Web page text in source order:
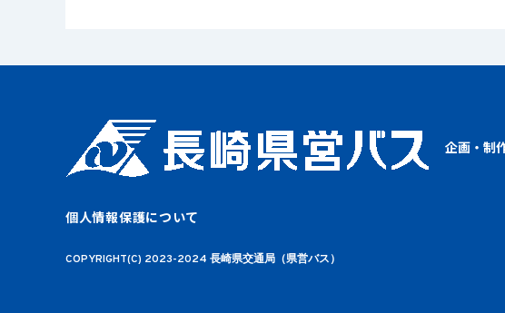
企画・制
個人情報保護について
COPYRIGHT(C) 2023-2024 長崎県交通局（県営バス）